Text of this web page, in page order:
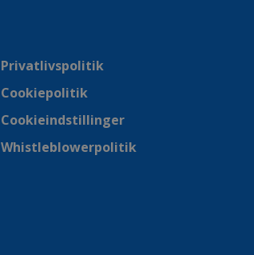
Privatlivspolitik
Cookiepolitik
Cookieindstillinger
Whistleblowerpolitik